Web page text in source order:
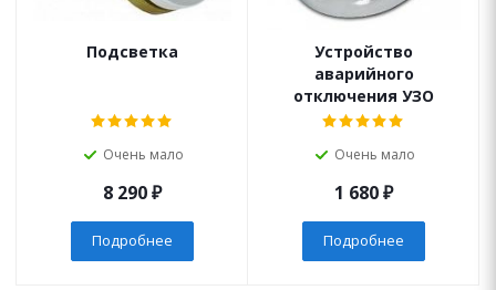
Подсветка
Очень мало
8 290₽
Подробнее
Устройство
аварийного
отключения УЗО
Очень мало
1 680₽
Подробнее